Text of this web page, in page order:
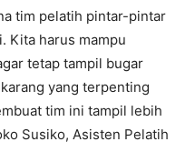
tim pelatih pintar-pintar
Kita harus mampu
tetap tampil bugar
yang terpenting
tim ini tampil lebih
Susiko, Asisten Pelatih